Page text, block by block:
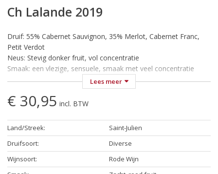
Ch Lalande 2019
Druif: 55% Cabernet Sauvignon, 35% Merlot, Cabernet Franc,
Petit Verdot
Neus: Stevig donker fruit, vol concentratie
Smaak: een vlezige, sensuele, smaak met veel concentratie
Wijn-Spijs: Een wijn om van te genieten bij rijke vleesgerechten .
Perfect genietbaar op zich bij een goed boek/gesprek/film...
Temperatuur: Serveren bij 18 °C
Wanneer u van Bordeaux naar het noorden rijdt ligt Saint-Julien
in het midden van alle grote wijngemeenten van de Haut-
Médoc.
De beroemde wijngemeente Saint-Julien herbergt elf
geclassificeerde cru's waarvan Château Leoville-Las-Cases en
Lees meer
€ 30,95 incl. BTW
Land/Streek:
Saint-Julien
Druifsoort:
Diverse
Wijnsoort:
Rode Wijn